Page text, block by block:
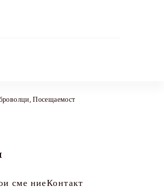
Посещаемост
сме ниеКонтакт